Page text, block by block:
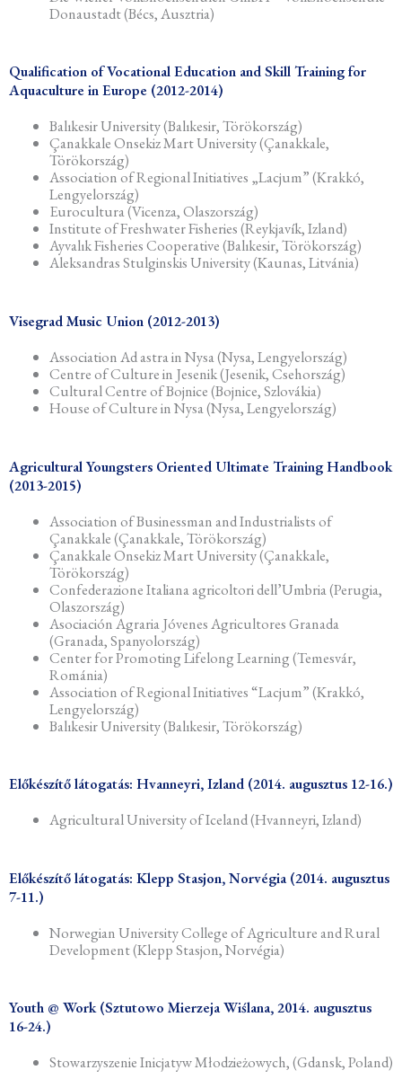
Donaustadt (Bécs, Ausztria)
Qualification of Vocational Education and Skill Training for
Aquaculture in Europe (2012-2014)
Balıkesir University (Balıkesir, Törökország)
Çanakkale Onsekiz Mart University (Çanakkale,
Törökország)
Association of Regional Initiatives „Lacjum” (Krakkó,
Lengyelország)
Eurocultura (Vicenza, Olaszország)
Institute of Freshwater Fisheries (Reykjavík, Izland)
Ayvalık Fisheries Cooperative (Balıkesir, Törökország)
Aleksandras Stulginskis University (Kaunas, Litvánia)
Visegrad Music Union (2012-2013)
Association Ad astra in Nysa (Nysa, Lengyelország)
Centre of Culture in Jesenik (Jesenik, Csehország)
Cultural Centre of Bojnice (Bojnice, Szlovákia)
House of Culture in Nysa (Nysa, Lengyelország)
Agricultural Youngsters Oriented Ultimate Training Handbook
(2013-2015)
Association of Businessman and Industrialists of
Çanakkale (Çanakkale, Törökország)
Çanakkale Onsekiz Mart University (Çanakkale,
Törökország)
Confederazione Italiana agricoltori dell’Umbria (Perugia,
Olaszország)
Asociación Agraria Jóvenes Agricultores Granada
(Granada, Spanyolország)
Center for Promoting Lifelong Learning (Temesvár,
Románia)
Association of Regional Initiatives “Lacjum” (Krakkó,
Lengyelország)
Balıkesir University (Balıkesir, Törökország)
Előkészítő látogatás: Hvanneyri, Izland (2014. augusztus 12-16.)
Agricultural University of Iceland (Hvanneyri, Izland)
Előkészítő látogatás: Klepp Stasjon, Norvégia (2014. augusztus
7-11.)
Norwegian University College of Agriculture and Rural
Development (Klepp Stasjon, Norvégia)
Youth @ Work (Sztutowo Mierzeja Wiślana, 2014. augusztus
16-24.)
Stowarzyszenie Inicjatyw Młodzieżowych, (Gdansk, Poland)